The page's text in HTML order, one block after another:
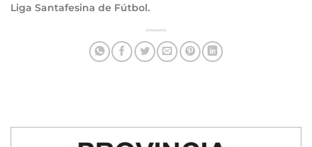
Liga Santafesina de Fútbol.